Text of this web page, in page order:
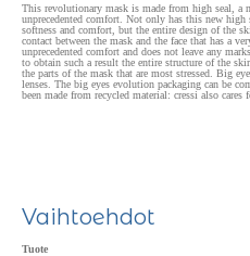
This revolutionary mask is made from high seal, a
unprecedented comfort. Not only has this new
softness and comfort, but the entire design of the
contact between the mask and the face that has a
unprecedented comfort and does not leave any
to obtain such a result the entire structure of the
the parts of the mask that are most stressed. Big
lenses. The big eyes evolution packaging can be
been made from recycled material: cressi also cares
Vaihtoehdot
Tuote